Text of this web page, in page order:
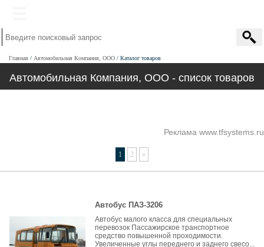
Главная Автомобильная Компания, ООО Каталог товаров
Автомобильная Компания, ООО - список товаров
Реклама www.tfsystems.ru
1 2 »
Автобус ПАЗ-3206
Автобус малого класса для специальных
перевозок Пассажирское транспортное
средство повышенной проходимости.
Увеличенные углы переднего и заднего свесо...